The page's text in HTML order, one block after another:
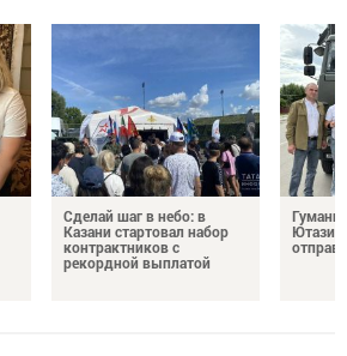
Сделай шаг в небо: в
Казани стартовал набор
контрактников с
рекордной выплатой